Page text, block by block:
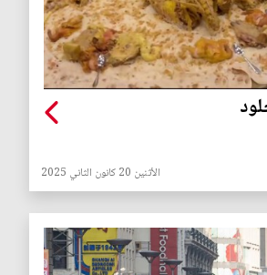
الأثنين 20 كانون الثاني 2025